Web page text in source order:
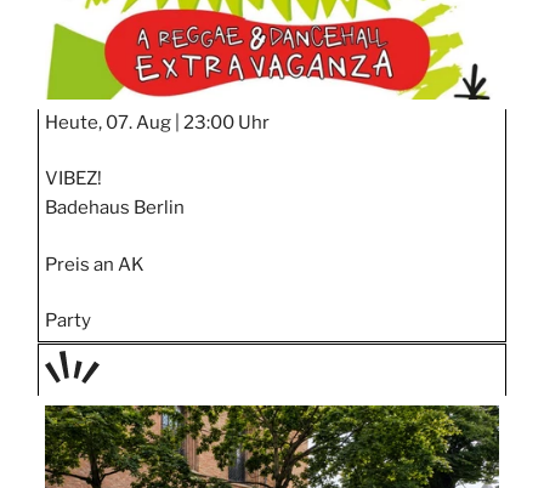
Heute, 07. Aug | 23:00 Uhr
VIBEZ!
Badehaus Berlin
Preis an AK
Party
TAGE
STIPP